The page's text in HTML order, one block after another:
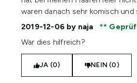
waren danach sehr komisch und
2019-12-06 by naja
War dies hilfreich?
JA (0) NEIN (0)